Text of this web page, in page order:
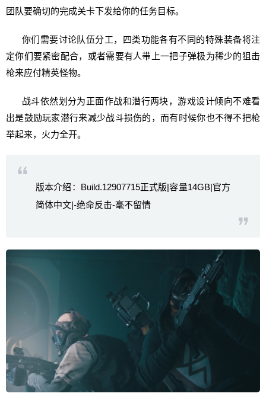
团队要确切的完成关卡下发给你的任务目标。
你们需要讨论队伍分工，四类功能各有不同的特殊装备将注
定你们要紧密配合，或者需要有人带上一把子弹极为稀少的狙击
枪来应付精英怪物。
战斗依然划分为正面作战和潜行两块，游戏设计倾向不难看
出是鼓励玩家潜行来减少战斗损伤的，而有时候你也不得不把枪
举起来，火力全开。
版本介绍：Build.12907715正式版|容量14GB|官方
简体中文|-绝命反击-毫不留情